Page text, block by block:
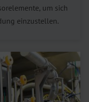
um sich
einzustellen.